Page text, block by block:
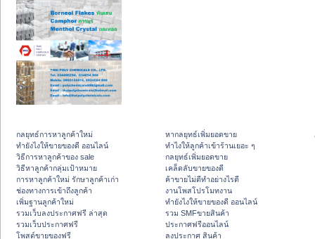
กลยุทธ์การหาลูกค้าใหม่
ทํายังไงให้ขายของดี ออนไลน์
วิธีการหาลูกค้าของ sale
วิธีหาลูกค้ากลุ่มเป้าหมาย
การหาลูกค้าใหม่ รักษาลูกค้าเก่า
ช่องทางการเข้าถึงลูกค้า
เพิ่มฐานลูกค้าใหม่
รวมเว็บลงประกาศฟรี ล่าสุด
รวมเว็บประกาศฟรี
โพสต์ขายของฟรี
หากลยุทธ์เพิ่มยอดขาย
ทําไงให้ลูกค้าเข้าร้านเยอะ ๆ
กลยุทธ์เพิ่มยอดขาย
เคล็ดลับขายของดี
ค้าขายไม่ดีทำอย่างไรดี
งานโพสโปรโมทงาน
ทํายังไงให้ขายของดี ออนไลน์
รวม SMFขายสินค้า
ประกาศฟรีออนไลน์
ลงประกาศ สินค้า